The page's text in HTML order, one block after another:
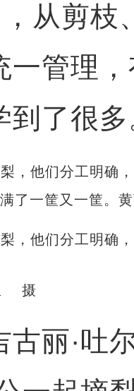
从剪枝
一管理
到了很多
，他们分工明确
摄
丽·吐